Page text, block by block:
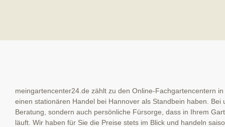
meingartencenter24.de zählt zu den Online-Fachgartencentern
einen stationären Handel bei Hannover als Standbein haben. Bei
Beratung, sondern auch persönliche Fürsorge, dass in Ihrem
läuft. Wir haben für Sie die Preise stets im Blick und handeln